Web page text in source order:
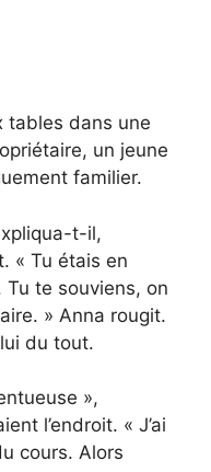
tables dans une
un jeune
familier.
t-il,
« Tu étais en
te souviens, on
» Anna rougit.
du tout.
»,
l’endroit. « J’ai
cours. Alors